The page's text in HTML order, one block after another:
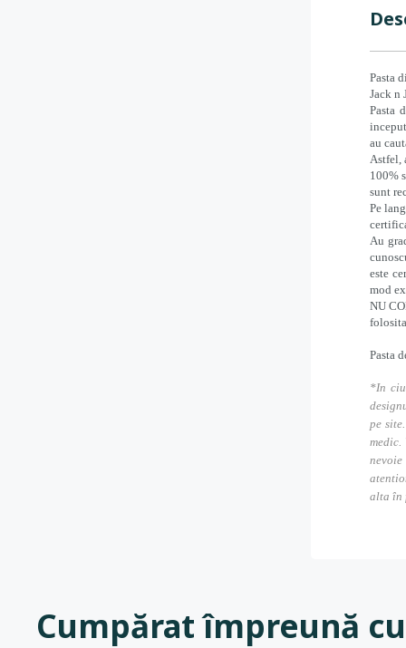
Pasta
Jack n
Pasta
au
Astfel,
100%
sunt
Pe
Au
este
mod
NU
Pasta
*In
pe
alta în
Cumpărat împreună